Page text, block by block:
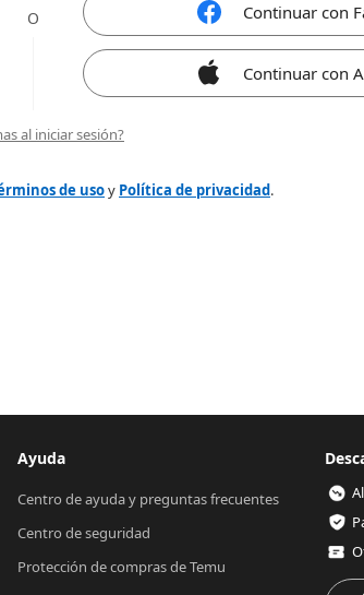
O Continuar con
Continuar con
al iniciar sesión?
de usoy Política de privacidad.
Ayuda
Centro de ayuda y preguntas frecuentes
Centro de seguridad
Protección de compras de Temu